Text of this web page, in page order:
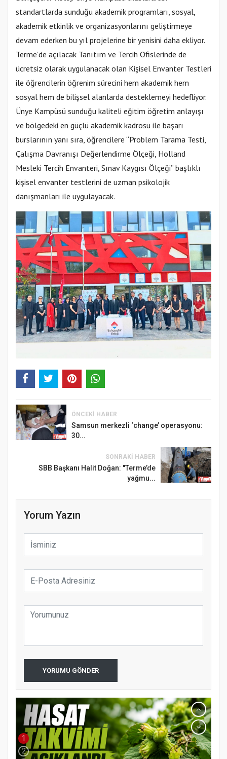
standartlarda sunduğu akademik programları, sosyal,
akademik etkinlik ve organizasyonlarını geliştirmeye
devam ederken bu yıl projelerine bir yenisini daha ekliyor.
Terme’de açılacak Tanıtım ve Tercih Ofislerinde de
ücretsiz olarak uygulanacak olan Kişisel Envanter Testleri
ile öğrencilerin öğrenim sürecini hem akademik hem
sosyal hem de bilişsel alanlarda desteklemeyi hedefliyor.
Ünye Kampüsü sunduğu kaliteli eğitim öğretim anlayışı
ve bölgedeki en güçlü akademik kadrosu ile başarı
burslarının yanı sıra, öğrencilere “Problem Tarama Testi,
Çalışma Davranışı Değerlendirme Ölçeği, Holland
Mesleki Tercih Envanteri, Sınav Kaygısı Ölçeği” başlıklı
kişisel envanter testlerini de uzman psikolojik
danışmanları ile uygulayacak.
ÖNCEKI HABER
Samsun merkezli ‘change’ operasyonu:
30...
SONRAKI HABER
SBB Başkanı Halit Doğan: "Terme’de
yağmu...
Yorum Yazın
YORUMU GÖNDER
1
2